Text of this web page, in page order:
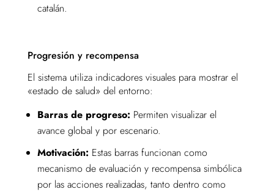
catalán.
Progresión y recompensa
El sistema utiliza indicadores visuales para mostrar el
«estado de salud» del entorno:
Barras de progreso: Permiten visualizar el
avance global y por escenario.
Motivación: Estas barras funcionan como
mecanismo de evaluación y recompensa simbólica
por las acciones realizadas, tanto dentro como